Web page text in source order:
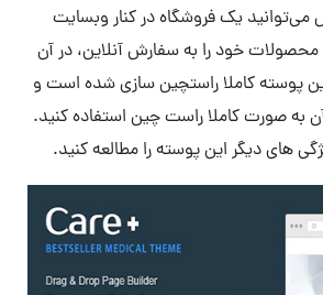
می‌توانید یک فروشگاه در کنار وبسایت
محصولات خود را به سفارش آنلاین، در آن
پوسته کاملا راستچین سازی شده است و
به صورت کاملا راست چین استفاده کنید.
های دیگر این پوسته را مطالعه کنید.